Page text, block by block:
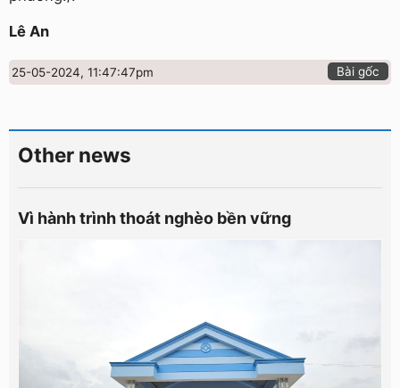
Lê An
25-05-2024, 11:47:47pm Bài gốc
Other news
Vì hành trình thoát nghèo bền vững